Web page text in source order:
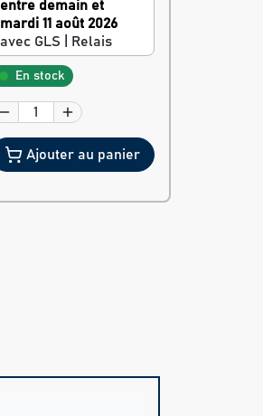
entre demain et
mardi 11 août 2026
avec GLS | Relais
En stock
Ajouter au panier